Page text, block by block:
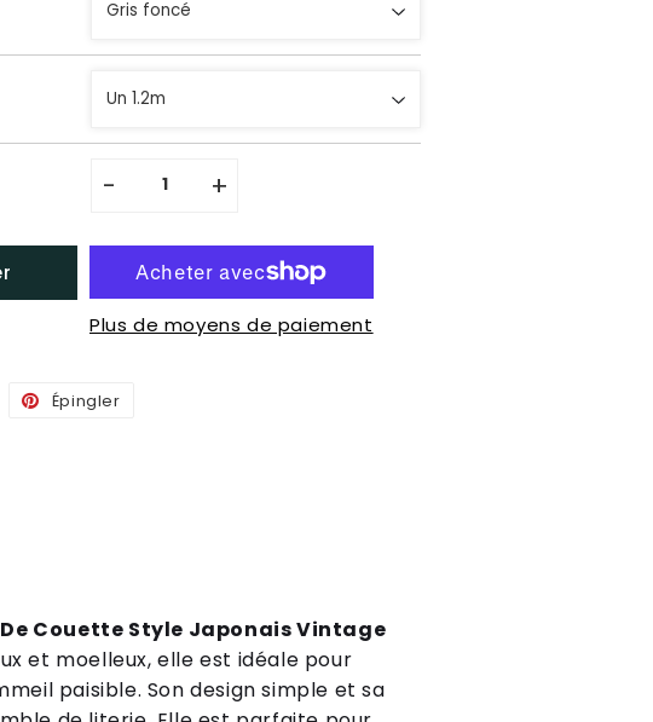
- +
Plus de moyens de paiement
Épingler
De Couette Style Japonais Vintage
et moelleux, elle est idéale pour
paisible. Son design simple et sa